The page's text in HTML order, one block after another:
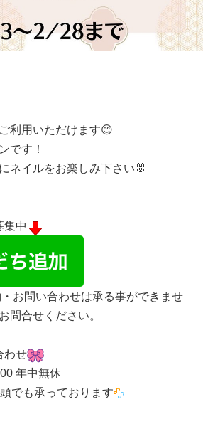
利用いただけます😊
です！
ネイルをお楽しみ下さい🐰
集中
お問い合わせは承る事ができませ
問合せください。
わせ
年中無休
でも承っております